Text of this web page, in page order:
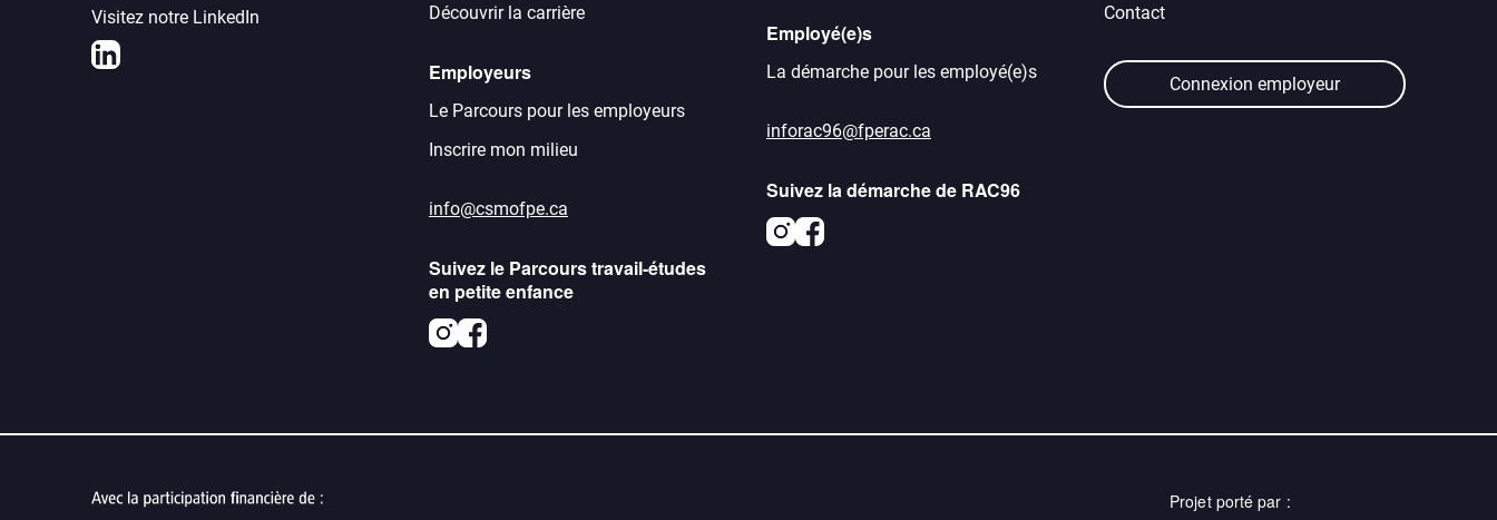
Visitez notre LinkedIn
LinkedIn
Découvrir la carrière
Employeurs
Le Parcours pour les employeurs
Inscrire mon milieu
info@csmofpe.ca
Suivez le Parcours travail-études
en petite enfance
Instagram
Facebook
Employé(e)s
La démarche pour les employé(e)s
inforac96@fperac.ca
Suivez la démarche de RAC96
Instagram
Facebook
Contact
Connexion employeur
Projet porté par :